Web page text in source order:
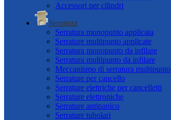
Accessori per cilindri
Serratura
Serratura monopunto applicata
Serrature multipunto applicate
Serratura monopunto da infilare
Serratura multipunto da infilare
Meccanismo di serratura multipunto
Serrature per cancello
Serrature elettriche per cancelletti
Serrature elettroniche
Serrature antipanico
Serrature tubolari